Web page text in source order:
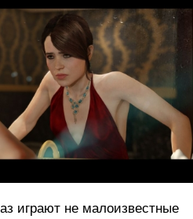
играют не малоизвестные